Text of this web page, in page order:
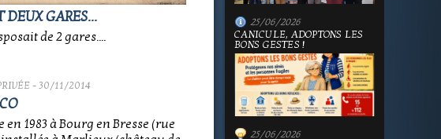
GARES...
de 2 gares....
- 30/11/2014
1983 à Bourg en Bresse (rue
25/06/2026
CANICULE, ADOPTONS LES
BONS GESTES !
25/06/2026